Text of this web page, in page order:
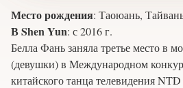
Место рождения: Таоюань,
В Shen Yun: с 2016 г.
Белла Фань заняла третье место в
(девушки) в Международном
китайского танца телевидения